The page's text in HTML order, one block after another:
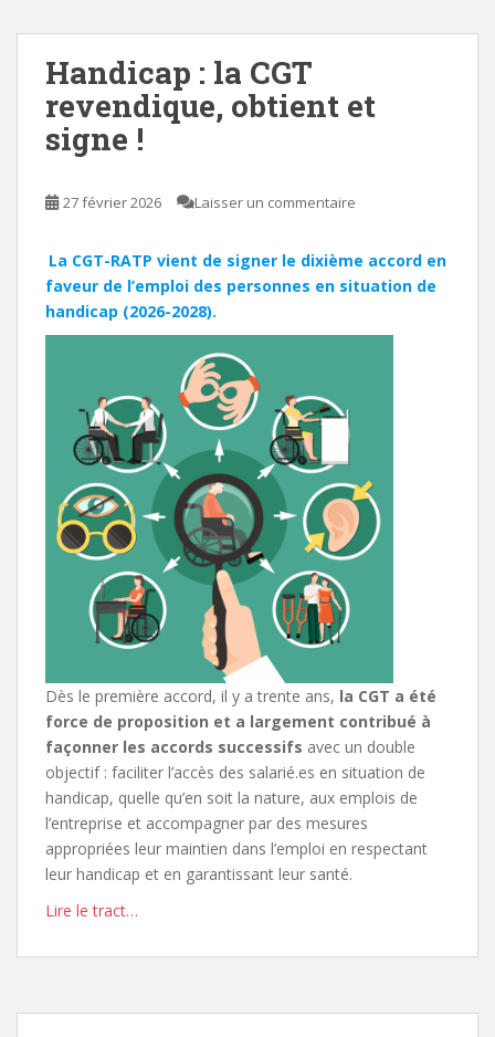
Handicap : la CGT
revendique, obtient et
signe !
27 février 2026 Laisser un commentaire
La CGT-RATP vient de signer le dixième accord en
faveur de l’emploi des personnes en situation de
handicap (2026-2028).
Dès le première accord, il y a trente ans, la CGT a été
force de proposition et a largement contribué à
façonner les accords successifs avec un double
objectif : faciliter l’accès des salarié.es en situation de
handicap, quelle qu’en soit la nature, aux emplois de
l’entreprise et accompagner par des mesures
appropriées leur maintien dans l’emploi en respectant
leur handicap et en garantissant leur santé.
Lire le tract…